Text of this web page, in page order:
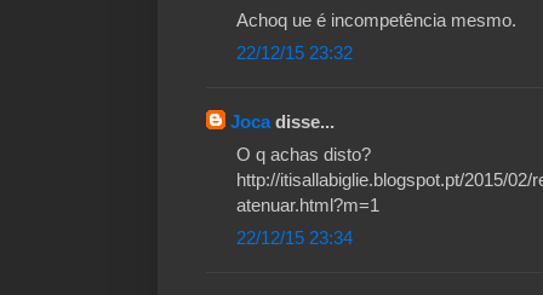
Achoq ue é incompetência mesmo.
22/12/15 23:32
Jocadisse...
O q achas disto?
http://itisallabiglie.blogspot.pt/2015/
atenuar.html?m=1
22/12/15 23:34